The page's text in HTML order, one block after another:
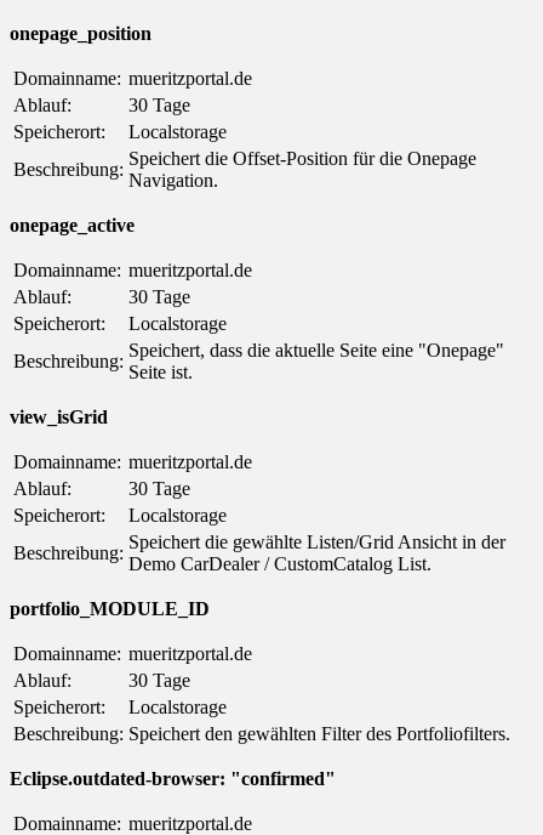
onepage_position
Domainname: mueritzportal.de
Ablauf:
30 Tage
Speicherort:
Localstorage
Beschreibung:
Speichert die Offset-Position für die Onepage
Navigation.
onepage_active
Domainname: mueritzportal.de
Ablauf:
30 Tage
Speicherort:
Localstorage
Beschreibung:
Speichert, dass die aktuelle Seite eine "Onepage"
Seite ist.
view_isGrid
Domainname: mueritzportal.de
Ablauf:
30 Tage
Speicherort:
Localstorage
Beschreibung:
Speichert die gewählte Listen/Grid Ansicht in der
Demo CarDealer / CustomCatalog List.
portfolio_MODULE_ID
Domainname: mueritzportal.de
Ablauf:
30 Tage
Speicherort:
Localstorage
Beschreibung: Speichert den gewählten Filter des Portfoliofilters.
Eclipse.outdated-browser: "confirmed"
Domainname: mueritzportal.de